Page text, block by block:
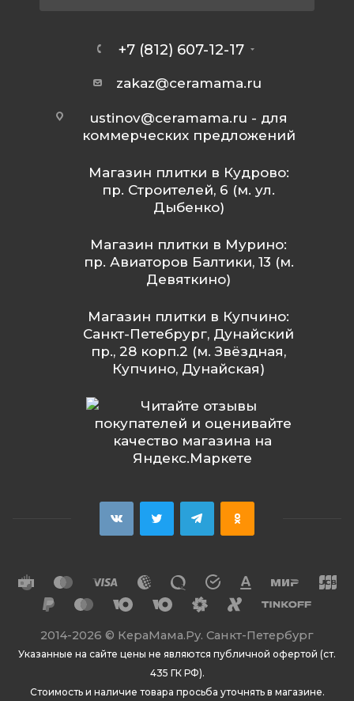
+7 (812) 607-12-17
zakaz@ceramama.ru
ustinov@ceramama.ru - для
коммерческих предложений
Магазин плитки в Кудрово:
пр. Строителей, 6 (м. ул.
Дыбенко)
Магазин плитки в Мурино:
пр. Авиаторов Балтики, 13 (м.
Девяткино)
Магазин плитки в Купчино:
Санкт-Петебрург, Дунайский
пр., 28 корп.2 (м. Звёздная,
Купчино, Дунайская)
2014-2026 © КераМама.Ру. Санкт-Петербург
Указанные на сайте цены не являются публичной офертой (ст.
435 ГК РФ).
Стоимость и наличие товара просьба уточнять в магазине.